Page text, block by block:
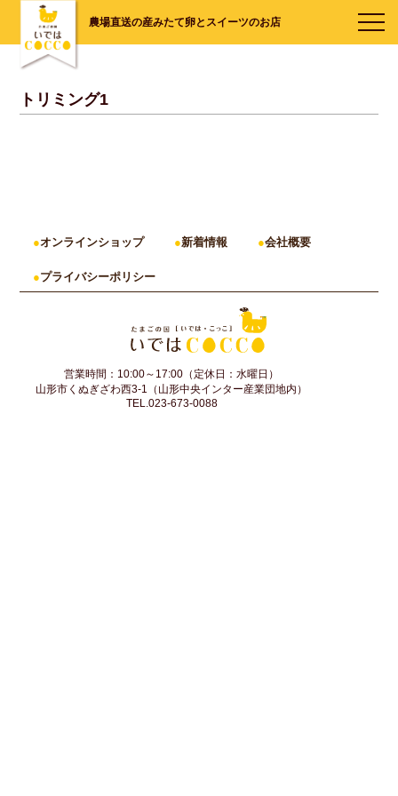
農場直送の産みたて卵とスイーツのお店
トリミング1
オンラインショップ 新着情報 会社概要
プライバシーポリシー
営業時間：10:00～17:00（定休日：水曜日）
山形市くぬぎざわ西3-1（山形中央インター産業団地内）
TEL.023-673-0088